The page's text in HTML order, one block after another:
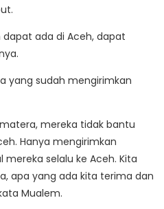
ada di Aceh, dapat
yang sudah mengirimkan
mereka tidak bantu
Hanya mengirimkan
selalu ke Aceh. Kita
apa yang ada kita terima dan
Mualem.